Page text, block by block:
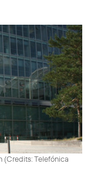
(Credits: Telefónica